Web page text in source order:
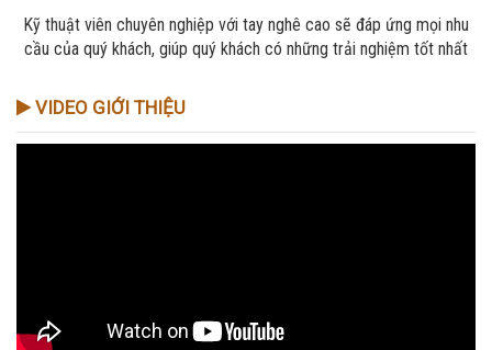
Kỹ thuật viên chuyên nghiệp với tay nghê cao sẽ đáp ứng mọi nhu
cầu của quý khách, giúp quý khách có những trải nghiệm tốt nhất
VIDEO GIỚI THIỆU